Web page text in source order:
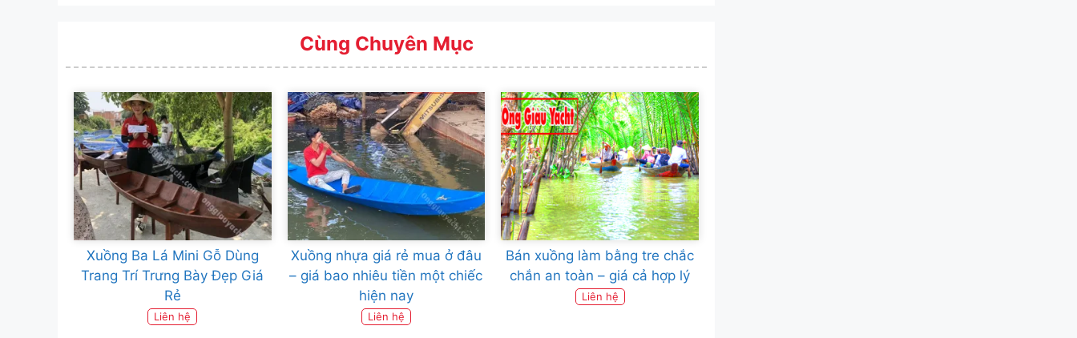
Cùng Chuyên Mục
Xuồng Ba Lá Mini Gỗ Dùng
Trang Trí Trưng Bày Đẹp Giá
Rẻ
Liên hệ
Xuồng nhựa giá rẻ mua ở đâu
– giá bao nhiêu tiền một chiếc
hiện nay
Liên hệ
Bán xuồng làm bằng tre chắc
chắn an toàn – giá cả hợp lý
Liên hệ